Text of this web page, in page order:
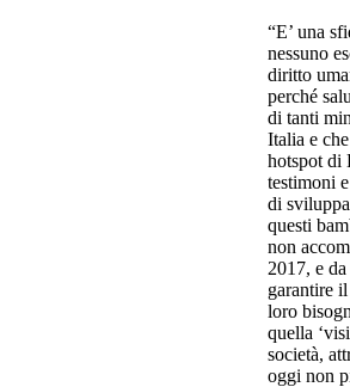
“E’ una
nessuno
diritto
perché
di tanti
Italia e
hotspot di
testimoni
di
questi
non
2017, e
garantire
loro
quella
società,
oggi non